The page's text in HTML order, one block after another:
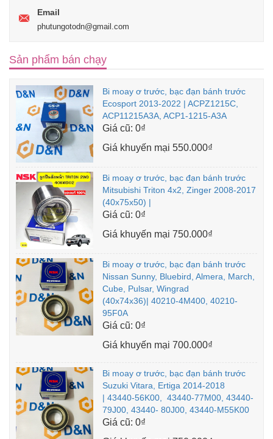
Email
phutungotodn@gmail.com
Sản phẩm bán chạy
Bi moay ơ trước, bạc đạn bánh trước
Ecosport 2013-2022 | ACPZ1215C,
ACP11215A3A, ACP1-1215-A3A
Giá cũ: 0₫
Giá khuyến mại 550.000₫
Bi moay ơ trước, bạc đạn bánh trước
Mitsubishi Triton 4x2, Zinger 2008-2017
(40x75x50) |
Giá cũ: 0₫
Giá khuyến mại 750.000₫
Bi moay ơ trước, bạc đạn bánh trước
Nissan Sunny, Bluebird, Almera, March,
Cube, Pulsar, Wingrad
(40x74x36)| 40210-4M400, 40210-
95F0A
Giá cũ: 0₫
Giá khuyến mại 700.000₫
Bi moay ơ trước, bạc đạn bánh trước
Suzuki Vitara, Ertiga 2014-2018
| 43440-56K00, 43440-77M00, 43440-
79J00, 43440- 80J00, 43440-M55K00
Giá cũ: 0₫